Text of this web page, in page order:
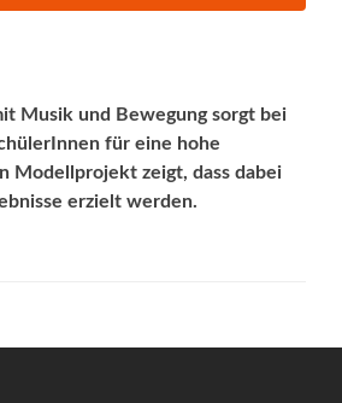
Musik und Bewegung sorgt bei
für eine hohe
Modellprojekt zeigt, dass dabei
erzielt werden.